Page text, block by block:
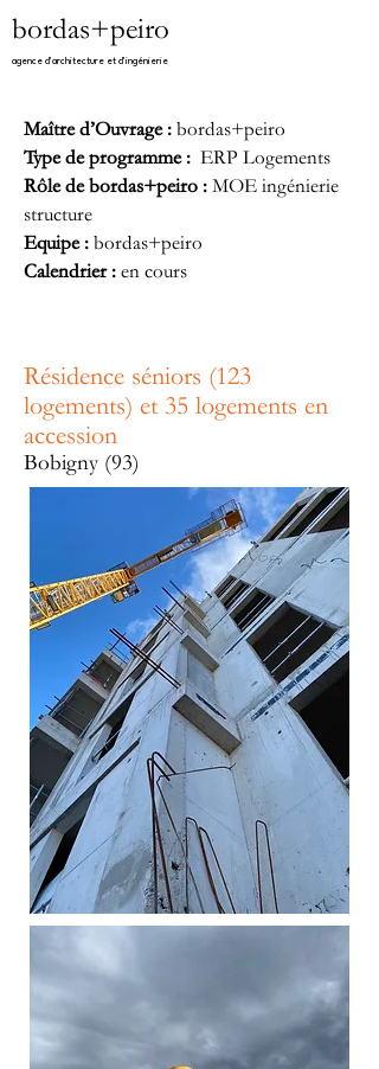
bordas+peiro
agence d'architecture et d'ingénierie​
Maître d’Ouvrage : bordas+peiro
Type de programme : ERP Logements
Rôle de bordas+peiro : MOE ingénierie
structure
Equipe : bordas+peiro
Calendrier : en cours
Résidence séniors (123
logements) et 35 logements en
accession​
Bobigny (93)